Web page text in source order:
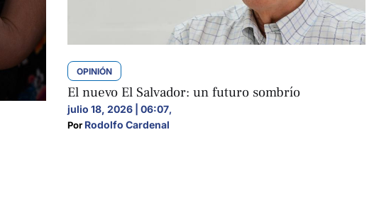
OPINIÓN
El nuevo El Salvador: un futuro sombrío
julio 18, 2026 | 06:07,
Por Rodolfo Cardenal